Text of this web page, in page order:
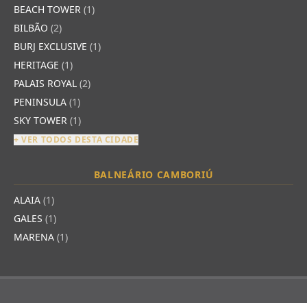
BEACH TOWER (1)
BILBÃO (2)
BURJ EXCLUSIVE (1)
HERITAGE (1)
PALAIS ROYAL (2)
PENINSULA (1)
SKY TOWER (1)
+ VER TODOS DESTA CIDADE
BALNEÁRIO CAMBORIÚ
ALAIA (1)
GALES (1)
MARENA (1)